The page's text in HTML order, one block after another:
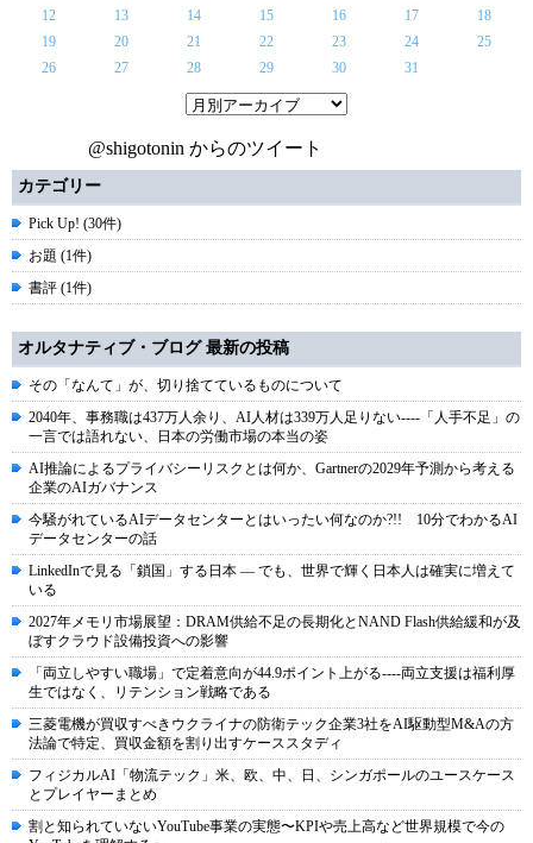
12
13 14 15 16 17
18
19
20 21 22 23 24
25
26
27 28 29 30 31
@shigotonin からのツイート
カテゴリー
Pick Up! (30件)
お題 (1件)
書評 (1件)
オルタナティブ・ブログ 最新の投稿
その「なんて」が、切り捨てているものについて
2040年、事務職は437万人余り、AI人材は339万人足りない----「人手不足」の
一言では語れない、日本の労働市場の本当の姿
AI推論によるプライバシーリスクとは何か、Gartnerの2029年予測から考える
企業のAIガバナンス
今騒がれているAIデータセンターとはいったい何なのか?!! 10分でわかるAI
データセンターの話
LinkedInで見る「鎖国」する日本 ― でも、世界で輝く日本人は確実に増えて
いる
2027年メモリ市場展望：DRAM供給不足の長期化とNAND Flash供給緩和が及
ぼすクラウド設備投資への影響
「両立しやすい職場」で定着意向が44.9ポイント上がる----両立支援は福利厚
生ではなく、リテンション戦略である
三菱電機が買収すべきウクライナの防衛テック企業3社をAI駆動型M&Aの方
法論で特定、買収金額を割り出すケーススタディ
フィジカルAI「物流テック」米、欧、中、日、シンガポールのユースケース
とプレイヤーまとめ
割と知られていないYouTube事業の実態〜KPIや売上高など世界規模で今の